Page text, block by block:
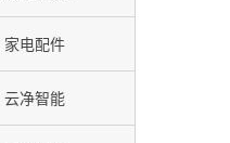
家电配件
云净智能